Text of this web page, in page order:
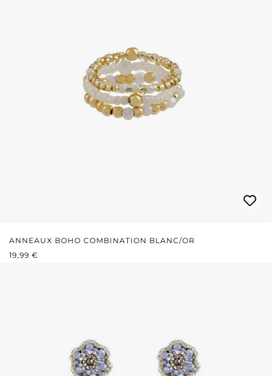
ANNEAUX BOHO COMBINATION BLANC/OR
PRIX RÉGULIER :
19,99 €